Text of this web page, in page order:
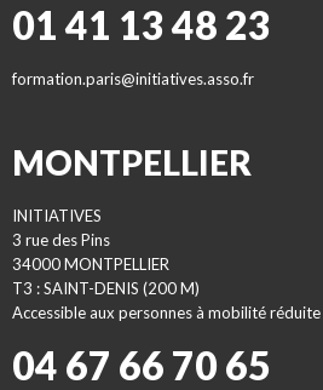
01 41 13 48 23
formation.paris@initiatives.asso.fr
MONTPELLIER
INITIATIVES
3 rue des Pins
34000 MONTPELLIER
T3 : SAINT-DENIS (200 M)
Accessible aux personnes à mobilité réduite
04 67 66 70 65